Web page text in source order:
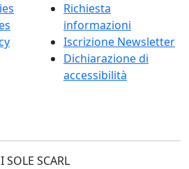
Richiesta
informazioni
Iscrizione Newsletter
Dichiarazione di
accessibilità
SOLE SCARL